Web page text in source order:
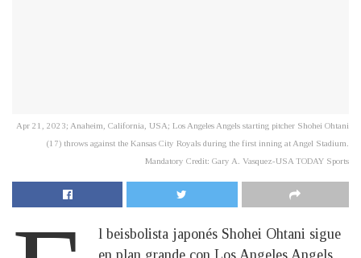
Apr 21, 2023; Anaheim, California, USA; Los Angeles Angels starting pitcher Shohei Ohtani
(17) throws against the Kansas City Royals during the first inning at Angel Stadium.
Mandatory Credit: Gary A. Vasquez-USA TODAY Sports
l beisbolista japonés Shohei Ohtani sigue